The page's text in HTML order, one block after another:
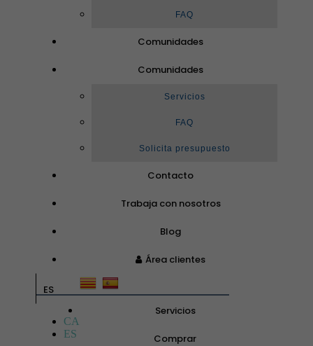
FAQ
Comunidades
Comunidades
Servicios
FAQ
Solicita presupuesto
Contacto
Trabaja con nosotros
Blog
Área clientes
ES
CA
ES
Servicios
Comprar